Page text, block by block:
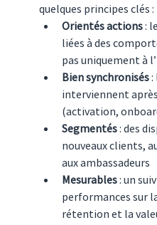
quelques principes clés :
Orientés actions :
liées à des
pas uniquement à
Bien synchronisés :
interviennent
(activation,
Segmentés : des
nouveaux clients,
aux ambassadeurs
Mesurables : un
performances sur
rétention et la